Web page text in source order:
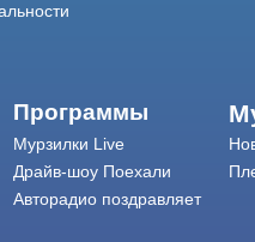
Программы
Мурзилки Live
Драйв-шоу Поехали
Авторадио поздравляет